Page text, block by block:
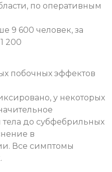
по оперативным
9 600 человек, за
200
побочных эффектов
у некоторых
до субфебрильных
в
Все симптомы